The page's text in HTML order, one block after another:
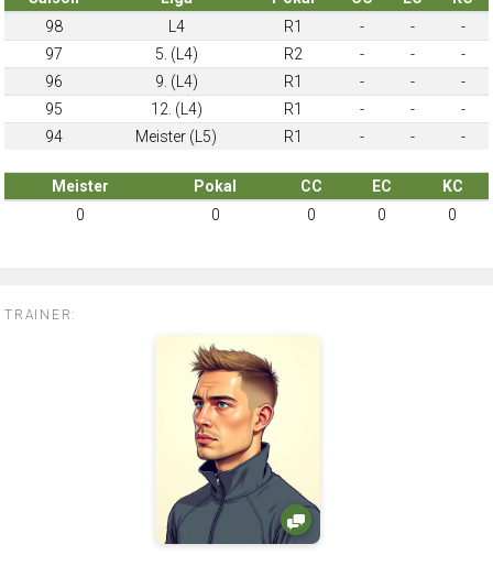
98
L4 R1 - -
-
97
5. (L4) R2 - -
-
96
9. (L4) R1 - -
-
95
12. (L4) R1 - -
-
94
Meister (L5) R1 - - -
Meister Pokal CC EC
KC
0
0 0 0 0
TRAINER: